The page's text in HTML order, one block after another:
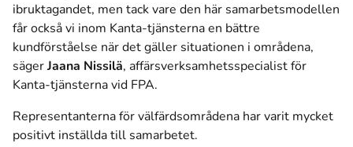
ibruktagandet, men tack vare den här samarbetsmodellen
får också vi inom Kanta-tjänsterna en bättre
kundförståelse när det gäller situationen i områdena,
sägerJaana Nissilä, affärsverksamhetsspecialist för
Kanta-tjänsterna vid FPA.
Representanterna för välfärdsområdena har varit mycket
positivt inställda till samarbetet.